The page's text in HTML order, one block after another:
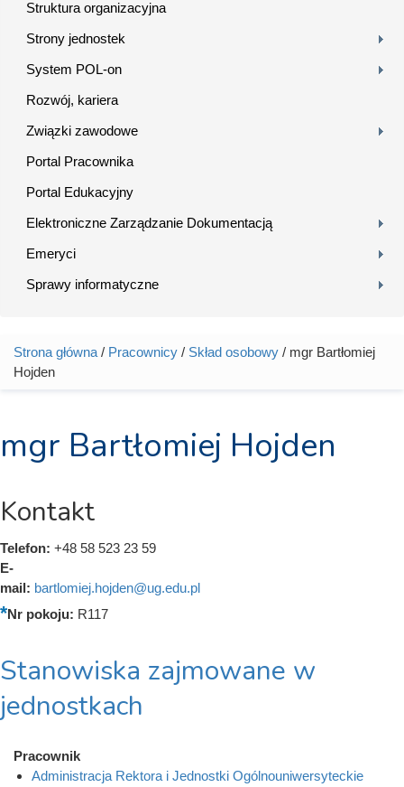
Struktura organizacyjna
Strony jednostek
System POL-on
Rozwój, kariera
Związki zawodowe
Portal Pracownika
Portal Edukacyjny
Elektroniczne Zarządzanie Dokumentacją
Emeryci
Sprawy informatyczne
Jesteś tutaj
Strona główna / Pracownicy / Skład osobowy / mgr Bartłomiej
Hojden
mgr Bartłomiej Hojden
Kontakt
Telefon: +48 58 523 23 59
E-
mail: bartlomiej.hojden@ug.edu.pl
Nr pokoju: R117
Stanowiska zajmowane w
jednostkach
Pracownik
Administracja Rektora i Jednostki Ogólnouniwersyteckie